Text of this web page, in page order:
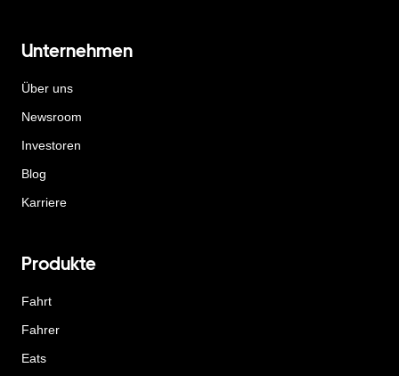
Unternehmen
Über uns
Newsroom
Investoren
Blog
Karriere
Produkte
Fahrt
Fahrer
Eats